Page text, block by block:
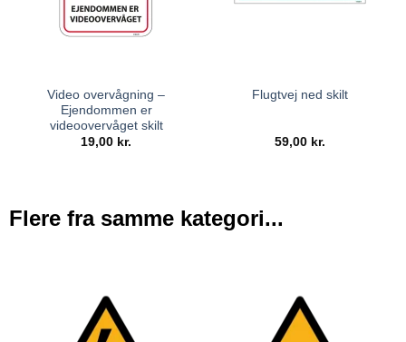
Video overvågning –
Ejendommen er
videoovervåget skilt
19,00 kr.
Flugtvej ned skilt
59,00 kr.
Flere fra samme kategori...